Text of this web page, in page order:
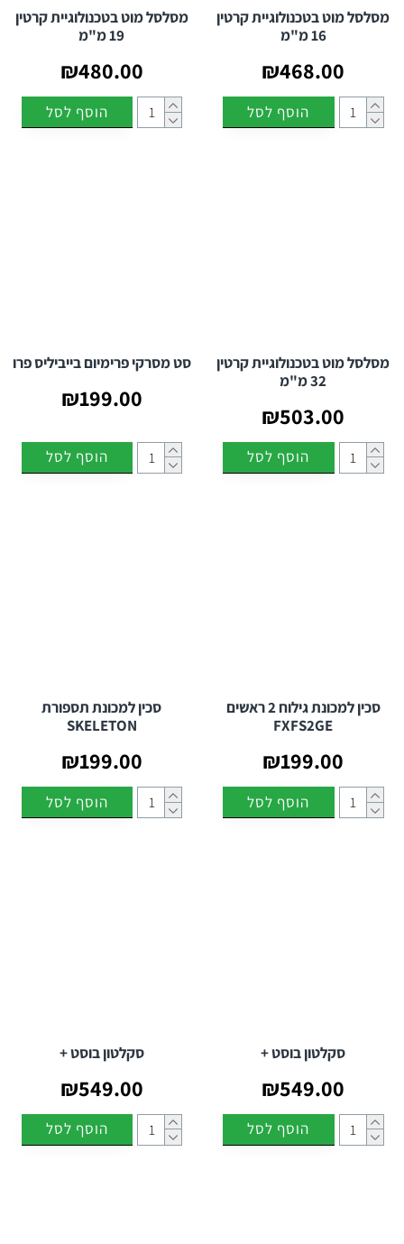
מסלסל מוט בטכנולוגיית קרטין
16 מ"מ
₪468.00
הוסף לסל
מסלסל מוט בטכנולוגיית קרטין
19 מ"מ
₪480.00
הוסף לסל
מסלסל מוט בטכנולוגיית קרטין
32 מ"מ
₪503.00
הוסף לסל
סט מסרקי פרימיום בייביליס פרו
₪199.00
הוסף לסל
סכין למכונת גילוח 2 ראשים
FXFS2GE
₪199.00
הוסף לסל
סכין למכונת תספורת
SKELETON
₪199.00
הוסף לסל
סקלטון בוסט +
₪549.00
הוסף לסל
סקלטון בוסט +
₪549.00
הוסף לסל